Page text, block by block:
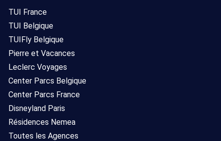
TUI France
TUI Belgique
TUIFly Belgique
Pierre et Vacances
Leclerc Voyages
Center Parcs Belgique
Center Parcs France
Disneyland Paris
Résidences Nemea
Toutes les Agences